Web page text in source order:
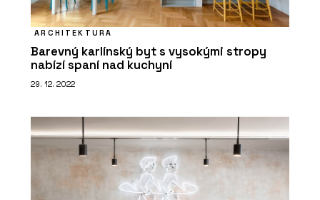
PRODUKTY
Akustické kazetové podhledy
Eurocoustic - Rigips
ARCHITEKTURA
Barevný karlínský byt s vysokými stropy
nabízí spaní nad kuchyní
29. 12. 2022